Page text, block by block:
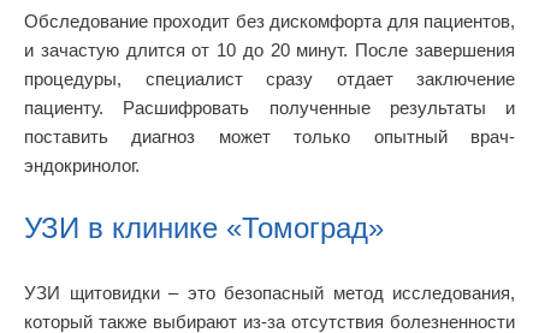
Обследование проходит без дискомфорта для пациентов,
и зачастую длится от 10 до 20 минут. После завершения
процедуры, специалист сразу отдает заключение
пациенту. Расшифровать полученные результаты и
поставить диагноз может только опытный врач-
эндокринолог.
УЗИ в клинике «Томоград»
УЗИ щитовидки – это безопасный метод исследования,
который также выбирают из-за отсутствия болезненности